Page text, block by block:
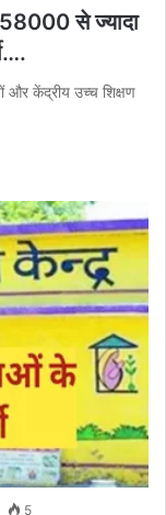
58000 से ज्यादा
और केंद्रीय उच्च शिक्षण
5